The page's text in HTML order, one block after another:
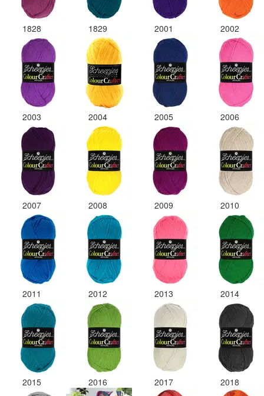
1828 1829 2001 2002
2003 2004 2005 2006
2007 2008 2009 2010
2011 2012 2013 2014
2015 2016 2017 2018